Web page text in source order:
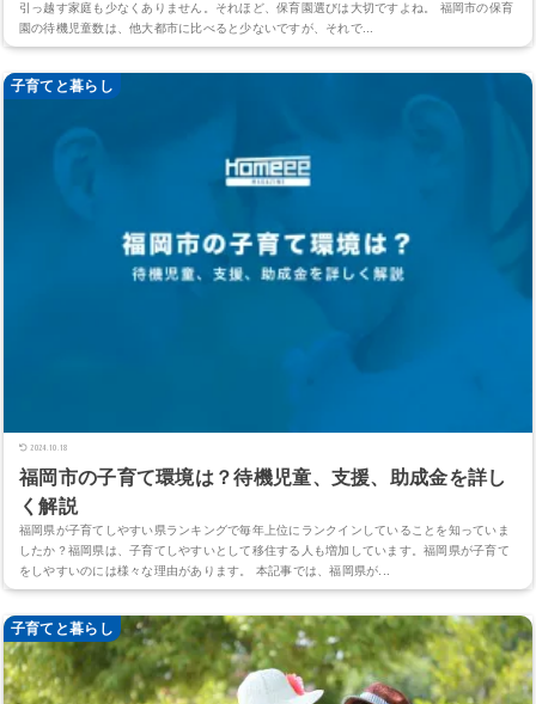
引っ越す家庭も少なくありません。それほど、保育園選びは大切ですよね。 福岡市の保育
園の待機児童数は、他大都市に比べると少ないですが、それで...
子育てと暮らし
福岡市の子育て環境は？待機児童、支援、助成金を詳し
く解説
2024.10.18
福岡県が子育てしやすい県ランキングで毎年上位にランクインしていることを知っていま
したか？福岡県は、子育てしやすいとして移住する人も増加しています。福岡県が子育て
をしやすいのには様々な理由があります。 本記事では、福岡県が...
子育てと暮らし